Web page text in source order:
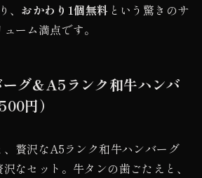
おかわり1個無料 という驚きのサ
ーム満点です。
グ＆A5ランク和牛ハンバ
円）
贅沢なA5ランク和牛ハンバーグ
なセット。牛タンの歯ごたえと、